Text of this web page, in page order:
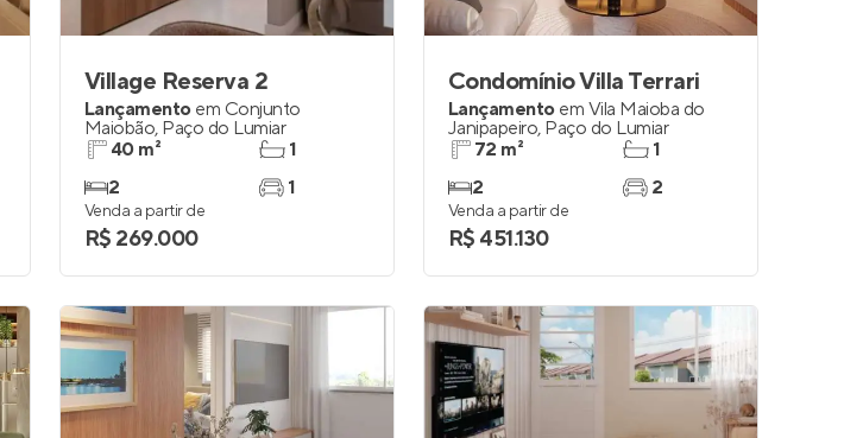
Village Reserva 2
Lançamento em Conjunto
Maiobão, Paço do Lumiar
40 m²
2
1
1
Venda a partir de
R$ 269.000
Condomínio Villa Terrari
Lançamento em Vila Maioba do
Janipapeiro, Paço do Lumiar
72 m²
2
1
2
Venda a partir de
R$ 451.130